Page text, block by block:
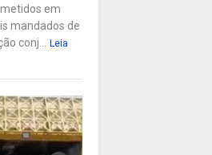
em
mandados de
conj... Leia